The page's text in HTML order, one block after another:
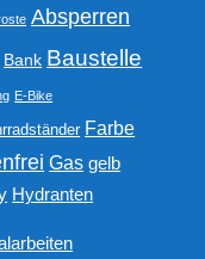
Absperren
Bank Baustelle
E-Bike
Farbe
Gas gelb
Hydranten